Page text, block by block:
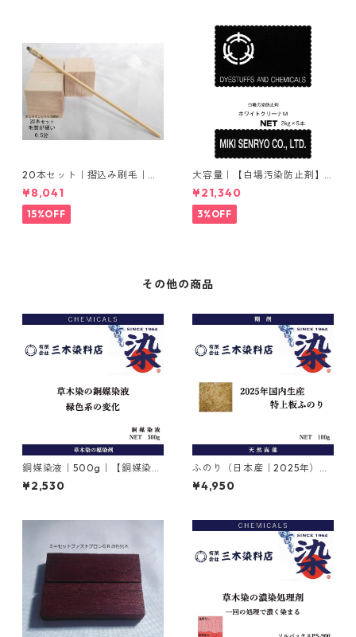
20本セット｜摺込み刷毛｜夏
毛（毛質が硬い）0.5分
¥8,041
15%OFF
大容量｜【白場汚染防止剤】
｜2kg×5本｜ホワイトクリー
ナＭ
¥21,340
3%OFF
その他の商品
銅媒染液｜500g｜【銅媒染
剤】
¥2,530
ふのり（日本産｜2025年）｜
糊剤｜100g
¥4,950